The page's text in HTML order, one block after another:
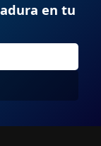
en tu